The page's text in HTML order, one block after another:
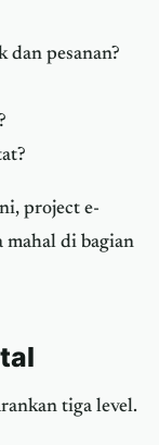
dan pesanan?
project e-
mahal di bagian
tiga level.